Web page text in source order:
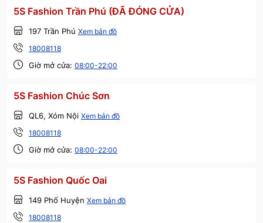
5S Fashion Trần Phú (ĐÃ ĐÓNG CỬA)
197 Trần Phú Xem bản đồ
18008118
Giờ mở cửa: 08:00-22:00
5S Fashion Chúc Sơn
QL6, Xóm Nội Xem bản đồ
18008118
Giờ mở cửa: 08:00-22:00
5S Fashion Quốc Oai
149 Phố Huyện Xem bản đồ
18008118